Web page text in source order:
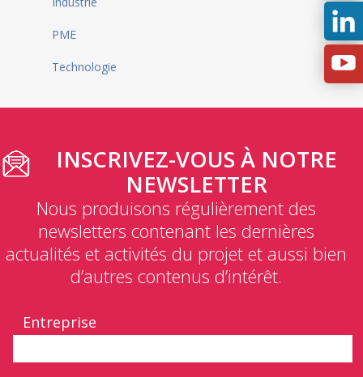
PME
Technologie
INSCRIVEZ-VOUS À NOTRE
NEWSLETTER
Nous produisons régulièrement des
newsletters contenant les dernières
actualités et activités du projet et aussi bien
d’autres contenus d’intérêt.
Entreprise